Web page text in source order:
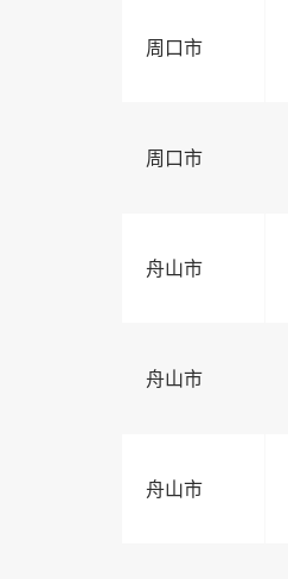
周口市
周口市
舟山市
舟山市
舟山市